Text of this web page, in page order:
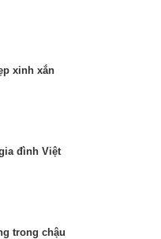
xinh xắn
đình Việt
trong chậu